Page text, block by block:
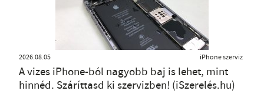
2026.08.05 iPhone szerviz
A vizes iPhone-ból nagyobb baj is lehet, mint
hinnéd. Száríttasd ki szervizben! (iSzerelés.hu)